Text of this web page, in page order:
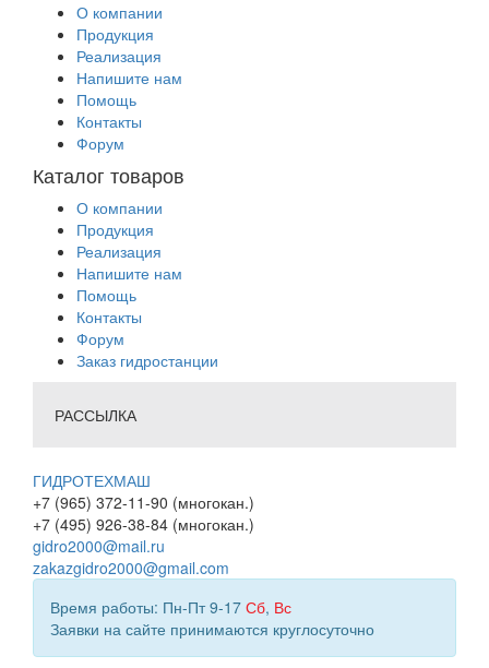
О компании
Продукция
Реализация
Напишите нам
Помощь
Контакты
Форум
Каталог товаров
О компании
Продукция
Реализация
Напишите нам
Помощь
Контакты
Форум
Заказ гидростанции
РАССЫЛКА
ГИДРОТЕХМАШ
+7 (965) 372-11-90 (многокан.)
+7 (495) 926-38-84 (многокан.)
gidro2000@mail.ru
zakazgidro2000@gmail.com
Время работы: Пн-Пт 9-17 Сб, Вс
Заявки на сайте принимаются круглосуточно